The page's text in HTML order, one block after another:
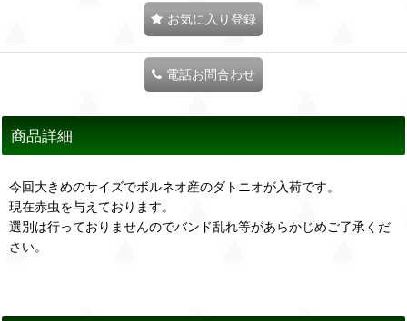
お気に入り登録
電話お問合わせ
商品詳細
今回大きめのサイズでボルネオ産のダトニオが入荷です。
現在赤虫を与えております。
選別は行っておりませんのでバンド乱れ等があらかじめご了承くだ
さい。